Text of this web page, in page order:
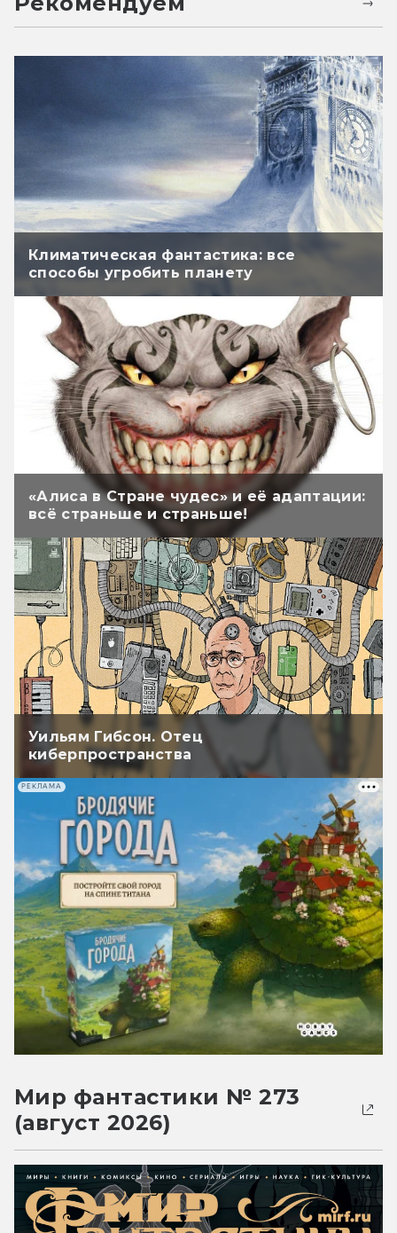
Климатическая фантастика: все
способы угробить планету
«Алиса в Стране чудес» и её адаптации:
всё страньше и страньше!
Уильям Гибсон. Отец
киберпространства
РЕКЛАМА
Мир фантастики № 273
(август 2026)